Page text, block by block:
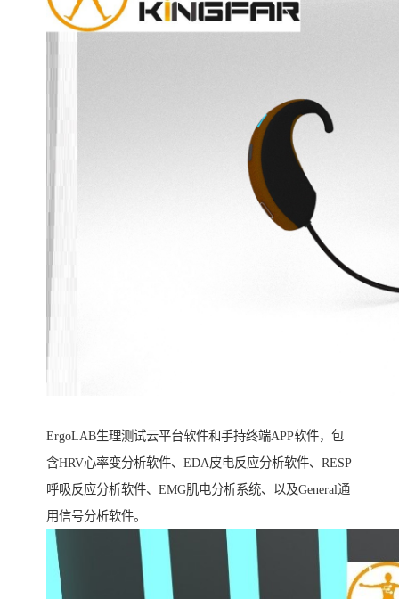
ErgoLAB生理测试云平台软件和手持终端APP软件，包
含HRV心率变分析软件、EDA皮电反应分析软件、RESP
呼吸反应分析软件、EMG肌电分析系统、以及General通
用信号分析软件。